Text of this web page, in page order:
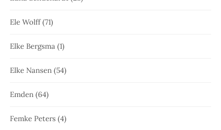
Ele Wolff(71)
Elke Bergsma (1)
Elke Nansen (54)
Emden (64)
Femke Peters (4)